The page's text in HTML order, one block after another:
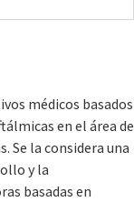
médicos basados
en el área de
Se la considera una
y la
basadas en